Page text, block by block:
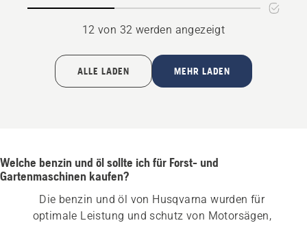
12 von 32 werden angezeigt
ALLE LADEN MEHR LADEN
Welche benzin und öl sollte ich für Forst- und
Gartenmaschinen kaufen?
Die benzin und öl von Husqvarna wurden für
optimale Leistung und schutz von Motorsägen,